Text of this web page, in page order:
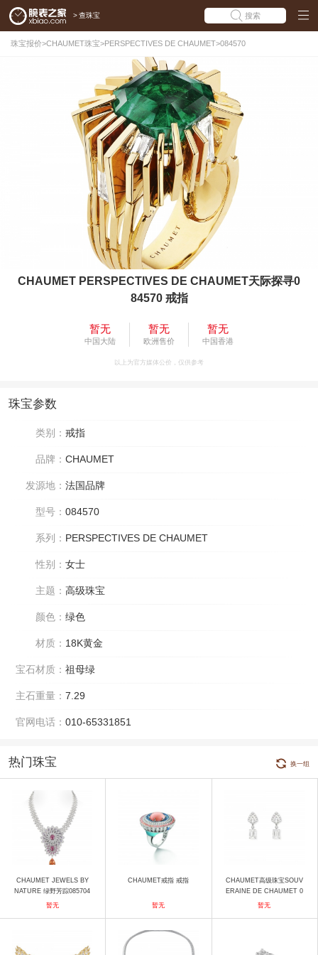
> 查珠宝 搜索
珠宝报价>CHAUMET珠宝>PERSPECTIVES DE CHAUMET>084570
CHAUMET PERSPECTIVES DE CHAUMET天际探寻0
84570 戒指
暂无
中国大陆
暂无
欧洲售价
暂无
中国香港
以上为官方媒体公价，仅供参考
珠宝参数
类别： 戒指
品牌： CHAUMET
发源地： 法国品牌
型号： 084570
系列： PERSPECTIVES DE CHAUMET
性别： 女士
主题： 高级珠宝
颜色： 绿色
材质： 18K黄金
宝石材质： 祖母绿
主石重量： 7.29
官网电话： 010-65331851
热门珠宝 换一组
CHAUMET JEWELS BY
NATURE 绿野芳踪085704
项链
暂无
CHAUMET戒指 戒指
暂无
CHAUMET高级珠宝SOUV
ERAINE DE CHAUMET 0
84187 耳饰
暂无